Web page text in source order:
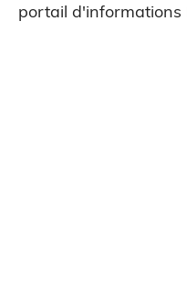
portail d'informations